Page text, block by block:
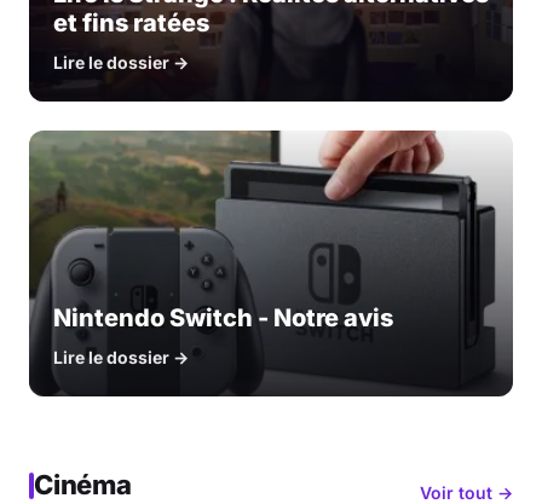
et fins ratées
Lire le dossier →
Nintendo Switch - Notre avis
Lire le dossier →
Cinéma Voir tout →